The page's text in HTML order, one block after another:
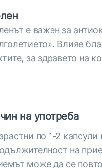
е важен за
Влияе
за здравето на
на употреба
по 1-2
на
може да се